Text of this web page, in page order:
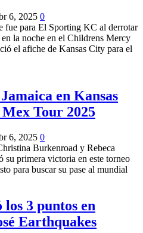
6, 2025 0
fue para El Sporting KC al derrotar
la noche en el Childrens Mercy
el afiche de Kansas City para el
en Kansas
Tour 2025
6, 2025 0
Burkenroad y Rebeca
su primera victoria en este torneo
para buscar su pase al mundial
3 puntos en
Earthquakes